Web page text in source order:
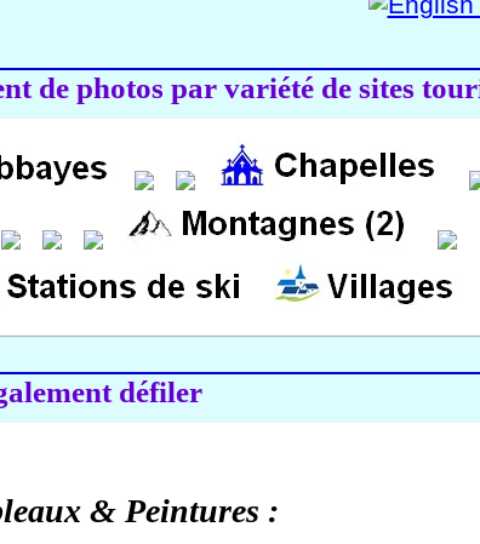
de photos par variété de sites
défiler
& Peintures :